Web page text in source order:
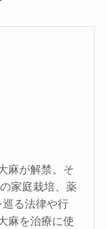
麻が解禁。そ
家庭栽培、薬
る法律や行
麻を治療に使